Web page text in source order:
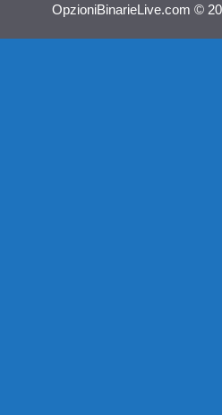
OpzioniBinarieLive.com ©